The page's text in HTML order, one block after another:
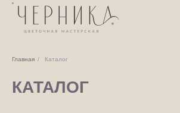
Главная / Каталог
КАТАЛОГ